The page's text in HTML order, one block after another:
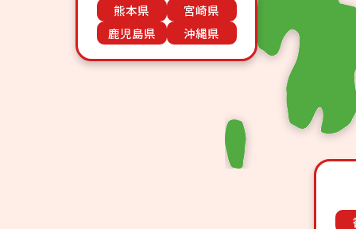
熊本県
宮崎県
鹿児島県
沖縄県